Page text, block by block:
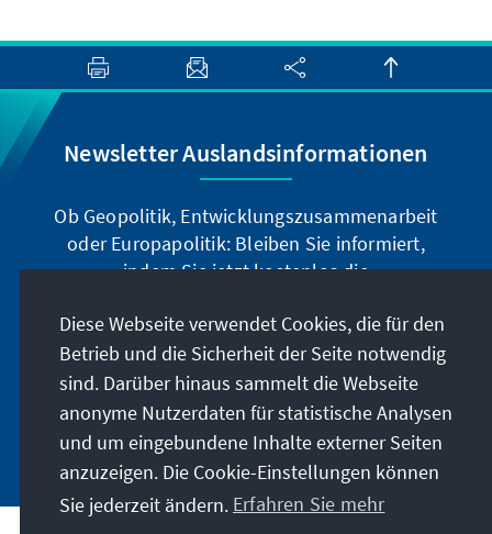
Newsletter Auslandsinformationen
Ob Geopolitik, Entwicklungszusammenarbeit
oder Europapolitik: Bleiben Sie informiert,
indem Sie jetzt kostenlos die
die Ai digital über den deutschsprachigen
Newsletter, oder als Printprodukt in deutscher
und englischer Sprache beziehen.
Jetzt abonnieren
Diese Webseite verwendet Cookies, die für den
Betrieb und die Sicherheit der Seite notwendig
sind. Darüber hinaus sammelt die Webseite
anonyme Nutzerdaten für statistische Analysen
und um eingebundene Inhalte externer Seiten
anzuzeigen. Die Cookie-Einstellungen können
Sie jederzeit ändern. Erfahren Sie mehr